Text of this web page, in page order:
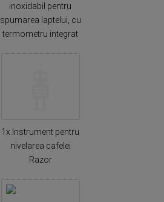
inoxidabil pentru
spumarea laptelui, cu
termometru integrat
1x Instrument pentru
nivelarea cafelei
Razor